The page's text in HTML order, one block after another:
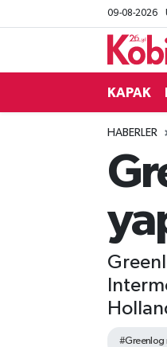
09-08-2026
KAPAK
HABERLER
#Greenlog
BİLİŞİM PANO
HABERLER